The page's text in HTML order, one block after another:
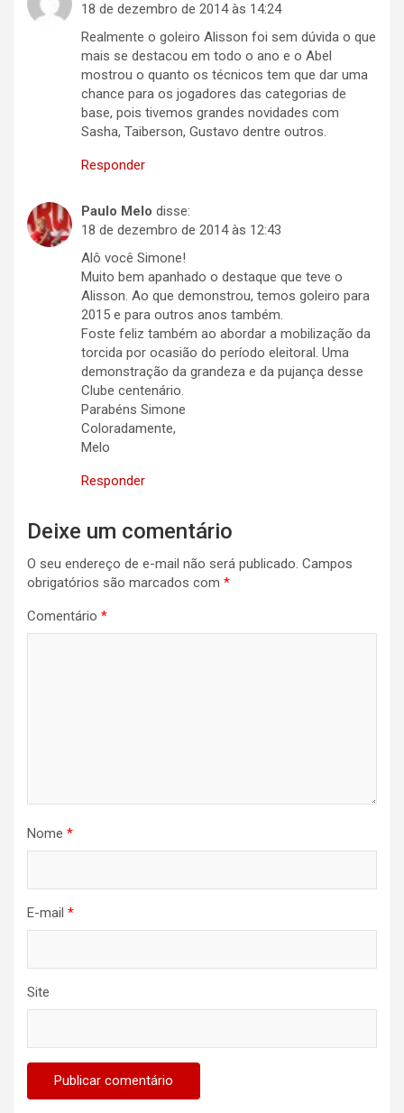
18 de dezembro de 2014 às 14:24
Realmente o goleiro Alisson foi sem dúvida o que
mais se destacou em todo o ano e o Abel
mostrou o quanto os técnicos tem que dar uma
chance para os jogadores das categorias de
base, pois tivemos grandes novidades com
Sasha, Taiberson, Gustavo dentre outros.
Responder
Paulo Melo disse:
18 de dezembro de 2014 às 12:43
Alô você Simone!
Muito bem apanhado o destaque que teve o
Alisson. Ao que demonstrou, temos goleiro para
2015 e para outros anos também.
Foste feliz também ao abordar a mobilização da
torcida por ocasião do período eleitoral. Uma
demonstração da grandeza e da pujança desse
Clube centenário.
Parabéns Simone
Coloradamente,
Melo
Responder
Deixe um comentário
O seu endereço de e-mail não será publicado. Campos
obrigatórios são marcados com *
Comentário *
Nome *
E-mail *
Site